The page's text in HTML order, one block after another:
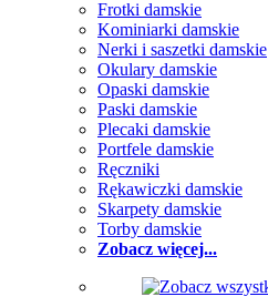
Frotki damskie
Kominiarki damskie
Nerki i saszetki damskie
Okulary damskie
Opaski damskie
Paski damskie
Plecaki damskie
Portfele damskie
Ręczniki
Rękawiczki damskie
Skarpety damskie
Torby damskie
Zobacz więcej...